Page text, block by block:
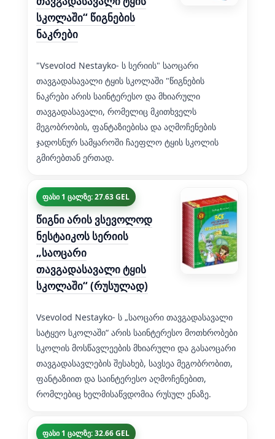
სკოლაში“ წიგნების
ნაკრები
"Vsevolod Nestayko- ს სერიის" საოცარი
თავგადასავალი ტყის სკოლაში "წიგნების
ნაკრები არის საინტერესო და მხიარული
თავგადასავალი, რომელიც მკითხველს
მეგობრობის, ფანტაზიებისა და აღმოჩენების
ჯადოსნურ სამყაროში ჩაეფლო ტყის სკოლის
გმირებთან ერთად.
ფასი 1 ცალზე: 27.63 GEL
წიგნი არის ვსევოლოდ
ნესტაიკოს სერიის
„საოცარი
თავგადასავალი ტყის
სკოლაში“ (რუსულად)
Vsevolod Nestayko- ს „საოცარი თავგადასავალი
სატყეო სკოლაში“ არის საინტერესო მოთხრობები
სკოლის მოსწავლეების მხიარული და გასაოცარი
თავგადასავლების შესახებ, სავსეა მეგობრობით,
ფანტაზიით და საინტერესო აღმოჩენებით,
რომლებიც ხელმისაწვდომია რუსულ ენაზე.
ფასი 1 ცალზე: 32.66 GEL